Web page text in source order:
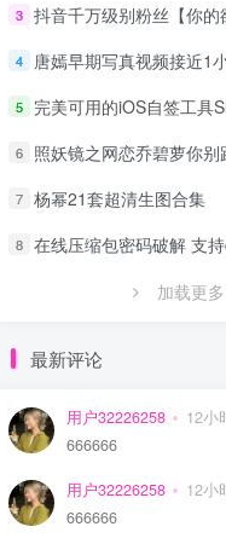
3 抖音千万级别粉丝【你的欲梦】
4 唐嫣早期写真视频接近1
5 完美可用的iOS自签工具
6 照妖镜之网恋乔碧萝你别跑 打
7 杨幂21套超清生图合集
8 在线压缩包密码破解 支持cap，rar，zip，7z，
加载更多
最新评论
用户32226258 12小
666666
用户32226258 12小
666666